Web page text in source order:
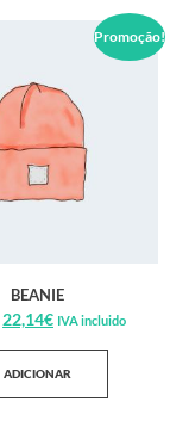
Promoção!
BEANIE
22,14€ IVA incluido
ADICIONAR